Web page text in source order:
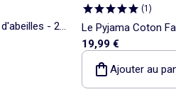
- 2
(1 )
Le Pyjama Coton
FOR MEN
19,99 €
Ajouter au